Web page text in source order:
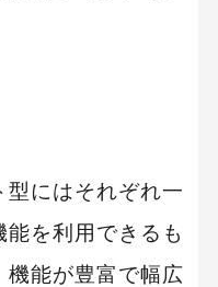
型にはそれぞれ一
を利用できるも
機能が豊富で幅広